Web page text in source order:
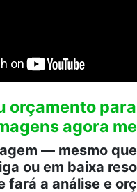
orçamento para
agora
— mesmo
ou em baixa
fará a análise e